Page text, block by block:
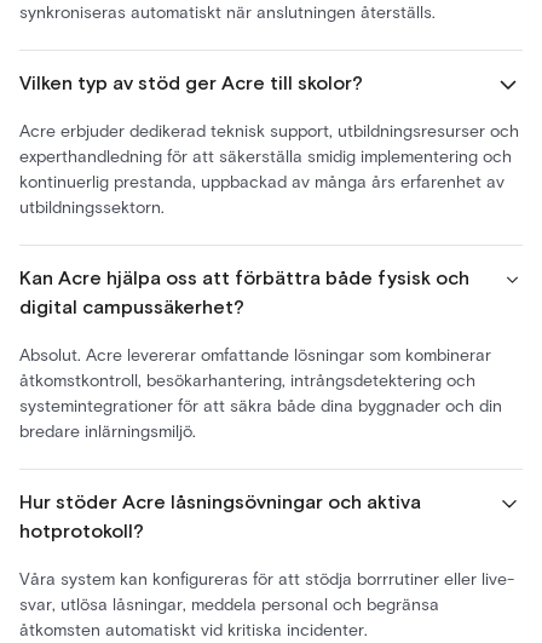
synkroniseras automatiskt när anslutningen återställs.
Vilken typ av stöd ger Acre till skolor?
Acre erbjuder dedikerad teknisk support, utbildningsresurser och
experthandledning för att säkerställa smidig implementering och
kontinuerlig prestanda, uppbackad av många års erfarenhet av
utbildningssektorn.
Kan Acre hjälpa oss att förbättra både fysisk och
digital campussäkerhet?
Absolut. Acre levererar omfattande lösningar som kombinerar
åtkomstkontroll, besökarhantering, intrångsdetektering och
systemintegrationer för att säkra både dina byggnader och din
bredare inlärningsmiljö.
Hur stöder Acre låsningsövningar och aktiva
hotprotokoll?
Våra system kan konfigureras för att stödja borrrutiner eller live-
svar, utlösa låsningar, meddela personal och begränsa
åtkomsten automatiskt vid kritiska incidenter.